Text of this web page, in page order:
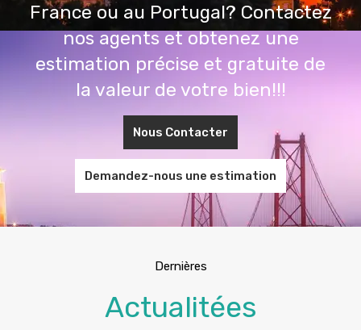
France ou au Portugal? Contactez
nos agents et obtenez une
estimation précise et gratuite de
la valeur de votre bien!!!
Nous Contacter
Demandez-nous une estimation
Dernières
Actualitées